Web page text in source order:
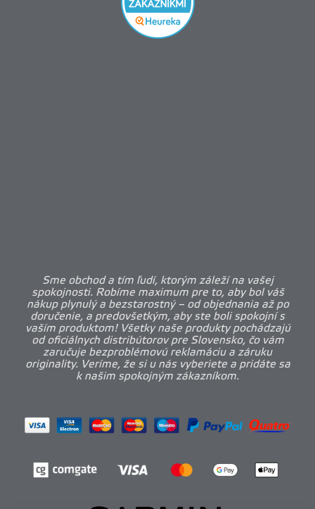
Sme obchod a tím ľudí, ktorým záleží na vašej
spokojnosti. Robíme maximum pre to, aby bol váš
nákup plynulý a bezstarostný – od objednania až po
doručenie, a predovšetkým, aby ste boli spokojní s
vaším produktom! Všetky naše produkty pochádzajú
od oficiálnych distribútorov pre Slovensko, čo vám
zaručuje bezproblémovú reklamáciu a záruku
originality. Veríme, že si u nás vyberiete a pridáte sa
k našim spokojným zákazníkom.